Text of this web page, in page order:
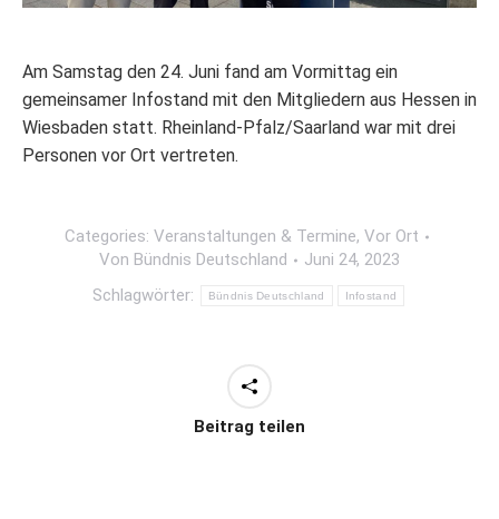
Am Samstag den 24. Juni fand am Vormittag ein
gemeinsamer Infostand mit den Mitgliedern aus Hessen in
Wiesbaden statt. Rheinland-Pfalz/Saarland war mit drei
Personen vor Ort vertreten.
Categories: Veranstaltungen & Termine, Vor Ort
Von Bündnis Deutschland
Juni 24, 2023
Schlagwörter:
Bündnis Deutschland Infostand
Beitrag teilen